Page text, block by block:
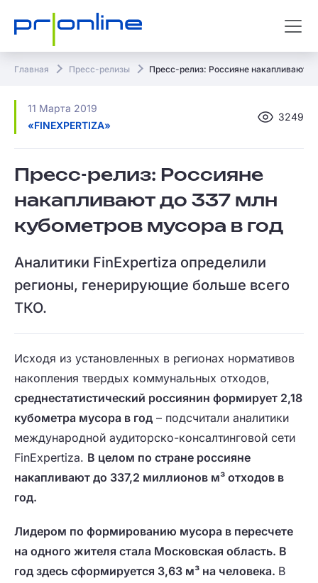
Главная Пресс-релизы Пресс-релиз: Россияне накапливают
11 Марта 2019
«FINEXPERTIZA»
3249
Пресс-релиз: Россияне
накапливают до 337 млн
кубометров мусора в год
Аналитики FinExpertiza определили
регионы, генерирующие больше всего
ТКО.
Исходя из установленных в регионах нормативов
накопления твердых коммунальных отходов,
среднестатистический россиянин формирует 2,18
кубометра мусора в год – подсчитали аналитики
международной аудиторско-консалтинговой сети
FinExpertiza. В целом по стране россияне
накапливают до 337,2 миллионов м³ отходов в
год.
Лидером по формированию мусора в пересчете
на одного жителя стала Московская область. В
год здесь сформируется 3,63 м³ на человека. В